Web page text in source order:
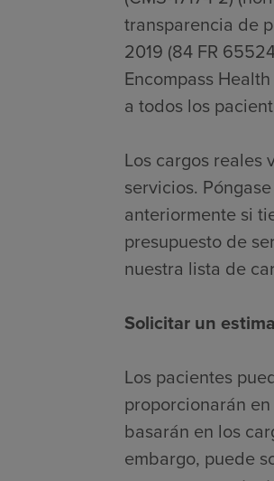
transparencia de
2019 (84 FR
Encompass
a todos los
Los cargos reales
servicios.
anteriormente si
presupuesto de
nuestra lista de
Solicitar un
Los pacientes
proporcionarán
basarán en los
embargo, puede